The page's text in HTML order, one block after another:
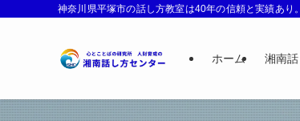
神奈川県平塚市の話し方教室は40年の信頼と実績あ
ホーム 湘南